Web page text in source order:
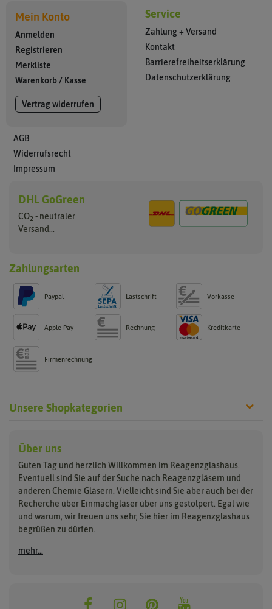
Mein Konto
Anmelden
Registrieren
Merkliste
Warenkorb / Kasse
Vertrag widerrufen
AGB
Widerrufsrecht
Impressum
Service
Zahlung + Versand
Kontakt
Barrierefreiheitserklärung
Datenschutzerklärung
DHL GoGreen
CO2 - neutraler
Versand...
Zahlungsarten
Paypal Lastschrift Vorkasse
Apple Pay Rechnung Kreditkarte
Firmenrechnung
Unsere Shopkategorien
aus Glas
aus Kunststoff
Reagenzgläser Sets
Glasstrohhalme
Klammern
Reagenzklasklammern
Glasstopfen
Gummistopfen
Korken
Lamellenstopfen
Schraubverschlüsse
Laborgläser
Bechergläser
Erlenmeyerkolben
Messzylinder
Petrischalen
Trichter
Reinigung
Über uns
Guten Tag und herzlich Willkommen im Reagenzglashaus.
Eventuell sind Sie auf der Suche nach Reagenzgläsern und
anderen Chemie Gläsern. Vielleicht sind Sie aber auch bei der
Recherche über Einmachgläser über uns gestolpert. Egal wie
und warum, wir freuen uns sehr, Sie hier im Reagenzglashaus
begrüßen zu dürfen.
mehr...